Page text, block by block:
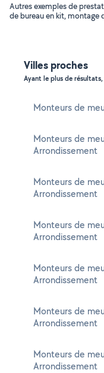
Autres exemples de
de bureau en kit, montage
Villes proches
Ayant le plus de
Monteurs de
Monteurs de
Arrondissement
Monteurs de
Arrondissement
Monteurs de
Arrondissement
Monteurs de
Arrondissement
Monteurs de
Arrondissement
Monteurs de
Arrondissement